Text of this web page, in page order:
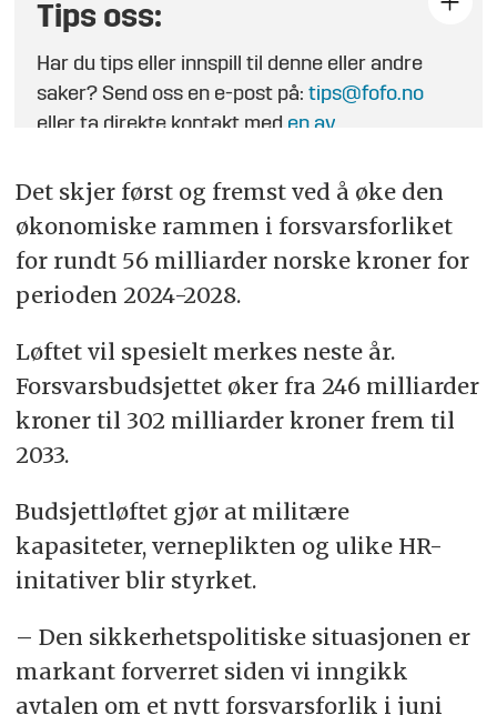
ubåtkapasitet.
Oppsummeringen er generert av kunstig
Tips oss:
Har du tips eller innspill til denne eller andre
saker? Send oss en e-post på:tips@fofo.no
eller ta direkte kontakt med en av
Det skjer først og fremst ved å øke den
økonomiske rammen i forsvarsforliket
for rundt 56 milliarder norske kroner for
perioden 2024-2028.
Løftet vil spesielt merkes neste år.
Forsvarsbudsjettet øker fra 246 milliarder
kroner til 302 milliarder kroner frem til
2033.
Budsjettløftet gjør at militære
kapasiteter, verneplikten og ulike HR-
initativer blir styrket.
– Den sikkerhetspolitiske situasjonen er
markant forverret siden vi inngikk
avtalen om et nytt forsvarsforlik i juni